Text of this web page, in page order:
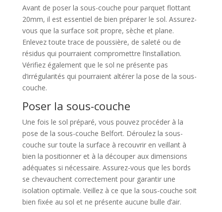
Avant de poser la sous-couche pour parquet flottant
20mm, il est essentiel de bien préparer le sol. Assurez-
vous que la surface soit propre, sèche et plane.
Enlevez toute trace de poussière, de saleté ou de
résidus qui pourraient compromettre l’installation.
Vérifiez également que le sol ne présente pas
d’irrégularités qui pourraient altérer la pose de la sous-
couche.
Poser la sous-couche
Une fois le sol préparé, vous pouvez procéder à la
pose de la sous-couche Belfort. Déroulez la sous-
couche sur toute la surface à recouvrir en veillant à
bien la positionner et à la découper aux dimensions
adéquates si nécessaire. Assurez-vous que les bords
se chevauchent correctement pour garantir une
isolation optimale. Veillez à ce que la sous-couche soit
bien fixée au sol et ne présente aucune bulle d’air.